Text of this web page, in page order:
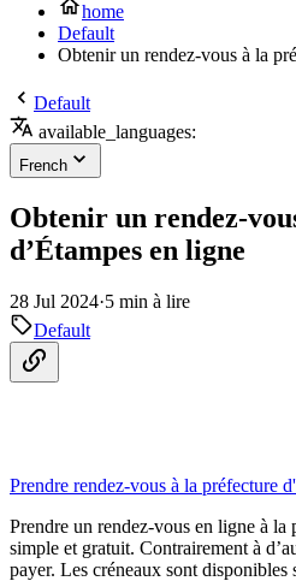
home
Default
Obtenir un rendez-vous à la
Default
available_languages:
French
Obtenir un rendez-
d’Étampes en ligne
28 Jul 2024·5 min à lire
Default
Prendre rendez-vous à la préfecture
Prendre un rendez-vous en ligne à la
simple et gratuit. Contrairement à
payer. Les créneaux sont